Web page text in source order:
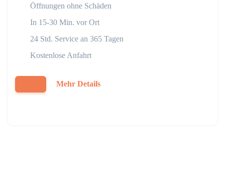
Öffnungen ohne Schäden
In 15-30 Min. vor Ort
24 Std. Service an 365 Tagen
Kostenlose Anfahrt
Mehr Details